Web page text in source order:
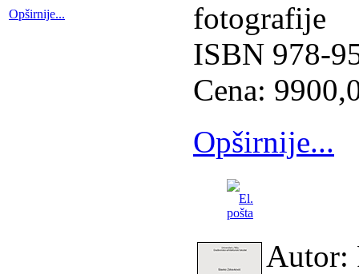
Opširnije...
fotografije
ISBN 978-
Cena:
Opširnije...
Autor: